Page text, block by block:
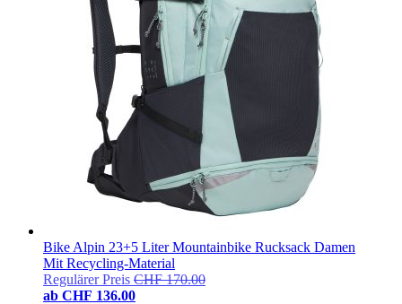
Bike Alpin 23+5 Liter Mountainbike Rucksack Damen
Mit Recycling-Material
Regulärer Preis CHF 170.00
ab CHF 136.00